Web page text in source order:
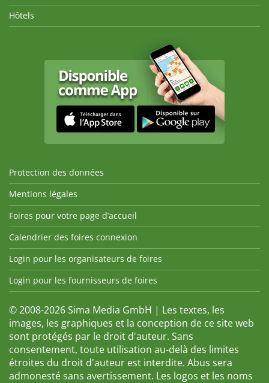
Hôtels
Protection des données
Mentions légales
Foires pour votre page d’accueil
Calendrier des foires connexion
Login pour les organisateurs de foires
Login pour les fournisseurs de foires
© 2008-2026 Sima Media GmbH | Les textes, les
images, les graphiques et la conception de ce site web
sont protégés par le droit d'auteur. Sans
consentement, toute utilisation au-delà des limites
étroites du droit d'auteur est interdite. Abus sera
admonesté sans avertissement. Les logos et les noms